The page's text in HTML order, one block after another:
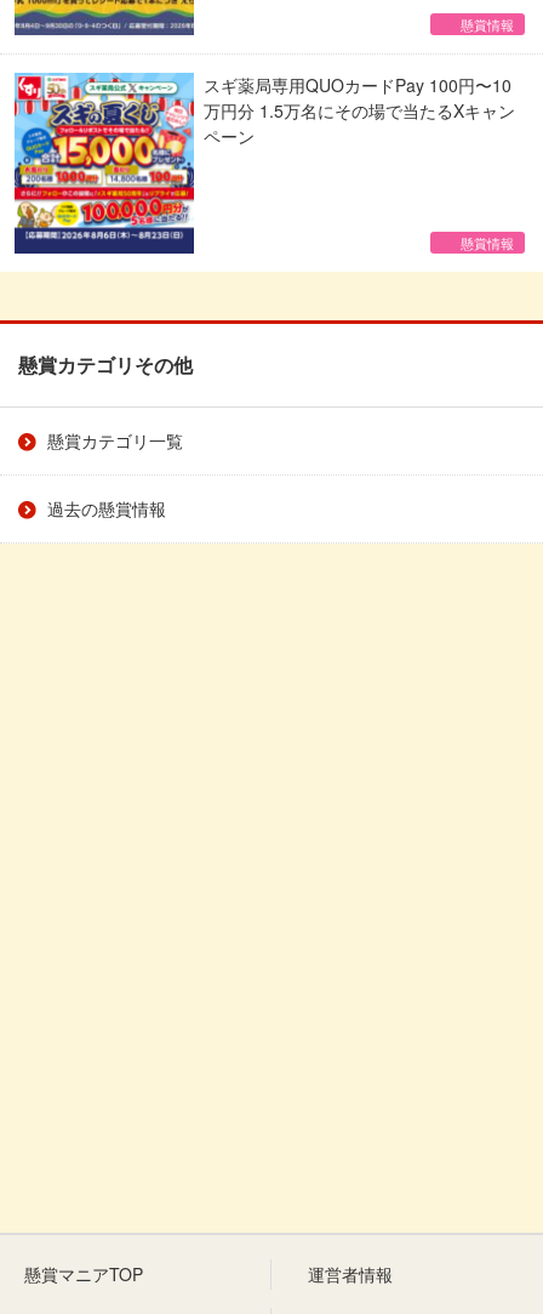
懸賞情報
スギ薬局専用QUOカードPay 100円〜10
万円分 1.5万名にその場で当たるXキャン
ペーン
懸賞情報
懸賞カテゴリその他
懸賞カテゴリ一覧
過去の懸賞情報
懸賞マニアTOP
運営者情報